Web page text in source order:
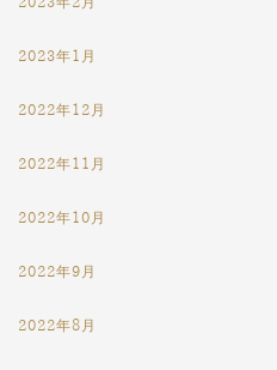
2023年1月
2022年12月
2022年11月
2022年10月
2022年9月
2022年8月